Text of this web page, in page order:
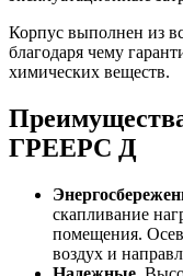
Корпус выполнен из
благодаря чему
химических веществ.
ГРЕЕРС Д
скапливание
помещения.
воздух и